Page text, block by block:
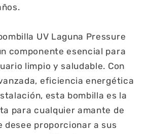
UV Laguna Pressure
componente esencial para
limpio y saludable. Con
eficiencia energética
esta bombilla es la
para cualquier amante de
desee proporcionar a sus